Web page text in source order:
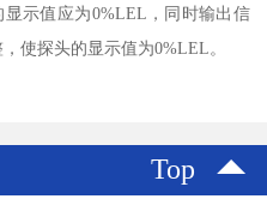
示值应为0%LEL，同时输出信
使探头的显示值为0%LEL。
Top